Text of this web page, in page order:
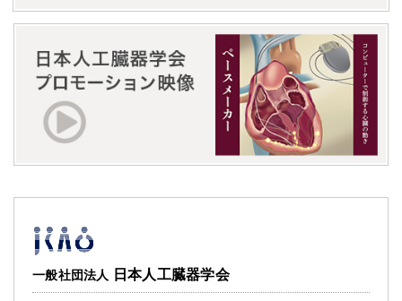
一般社団法人 日本人工臓器学会